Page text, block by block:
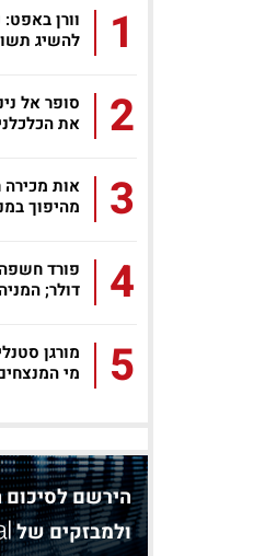
1
וורן באפט:
להשיג תשואה
2
סופר אל
את
3
מהיפוך
4
דולר;
5
מי
הירשם לסיכום
ולמבזקים של